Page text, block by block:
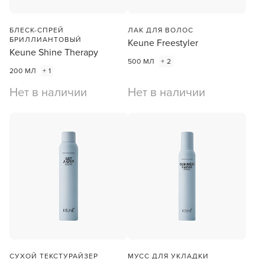
БЛЕСК-СПРЕЙ
БРИЛЛИАНТОВЫЙ
Keune Shine Therapy
200 МЛ + 1
Нет в наличии
ЛАК ДЛЯ ВОЛОС
Keune Freestyler
500 МЛ + 2
Нет в наличии
СУХОЙ ТЕКСТУРАЙЗЕР МУСС ДЛЯ УКЛАДКИ